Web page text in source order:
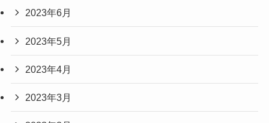
2023年6月
2023年5月
2023年4月
2023年3月